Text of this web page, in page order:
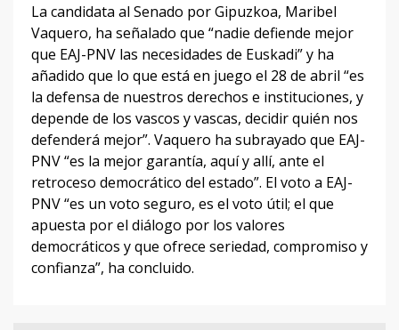
La candidata al Senado por Gipuzkoa, Maribel
Vaquero, ha señalado que “nadie defiende mejor
que EAJ-PNV las necesidades de Euskadi” y ha
añadido que lo que está en juego el 28 de abril “es
la defensa de nuestros derechos e instituciones, y
depende de los vascos y vascas, decidir quién nos
defenderá mejor”. Vaquero ha subrayado que EAJ-
PNV “es la mejor garantía, aquí y allí, ante el
retroceso democrático del estado”. El voto a EAJ-
PNV “es un voto seguro, es el voto útil; el que
apuesta por el diálogo por los valores
democráticos y que ofrece seriedad, compromiso y
confianza”, ha concluido.